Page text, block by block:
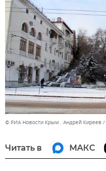
© РИА Новости Крым . Андрей Киреев
Читать в МАКС